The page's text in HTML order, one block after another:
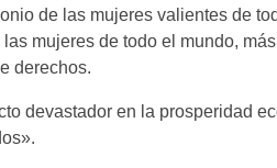
de las mujeres valientes de
mujeres de todo el mundo,
derechos.
devastador en la prosperidad